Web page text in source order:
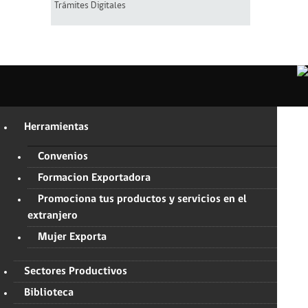
Trámites Digitales
Herramientas
Convenios
Formacion Exportadora
Promociona tus productos y servicios en el
extranjero
Mujer Exporta
Sectores Productivos
Biblioteca